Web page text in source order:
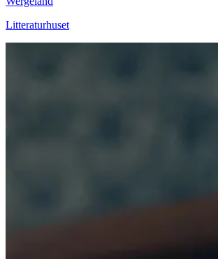
Litteraturhuset